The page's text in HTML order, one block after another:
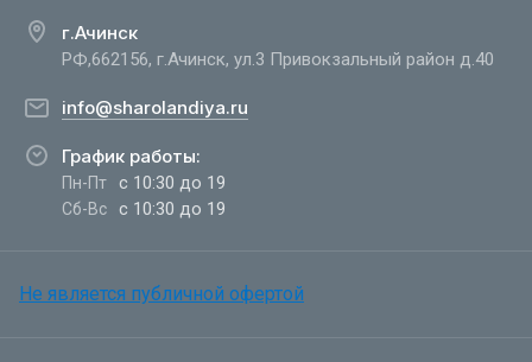
г.Ачинск
РФ,662156, г.Ачинск, ул.3 Привокзальный район д.40
info@sharolandiya.ru
График работы:
Пн-Пт с 10:30 до 19
Сб-Вс с 10:30 до 19
Не является публичной офертой